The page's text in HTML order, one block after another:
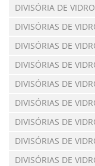
DIVISÓRIA DE
DIVISÓRIAS DE
DIVISÓRIAS DE
DIVISÓRIAS DE
DIVISÓRIAS DE
DIVISÓRIAS DE
DIVISÓRIAS DE
DIVISÓRIAS DE
DIVISÓRIAS DE